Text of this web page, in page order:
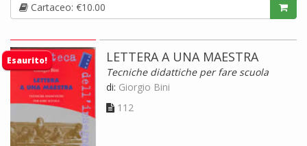
Cartaceo: €10.00
Esaurito! LETTERA A UNA MAESTRA
Tecniche didattiche per fare scuola
di: Giorgio Bini
112